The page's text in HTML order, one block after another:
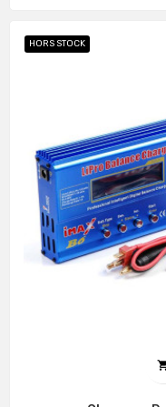
HORS STOCK